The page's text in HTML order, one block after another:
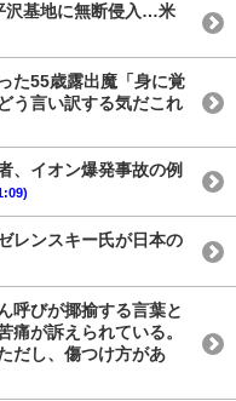
沢基地に無断侵入…米
た55歳露出魔「身に覚
う言い訳する気だこれ
、イオン爆発事故の例
レンスキー氏が日本の
呼びが揶揄する言葉と
痛が訴えられている。
だし、傷つけ方があ